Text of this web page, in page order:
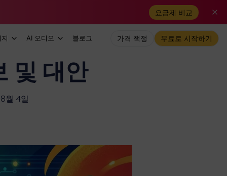
요금제 비교
AI 오디오 블로그 가격 책정 무료로 시작하기
및 대안
월 4일